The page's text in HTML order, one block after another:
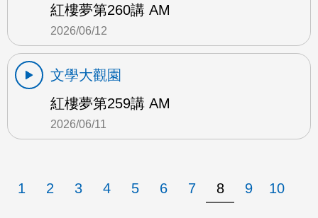
紅樓夢第260講 AM
2026/06/12
文學大觀園
紅樓夢第259講 AM
2026/06/11
1 2 3 4 5 6 7 8 9 10